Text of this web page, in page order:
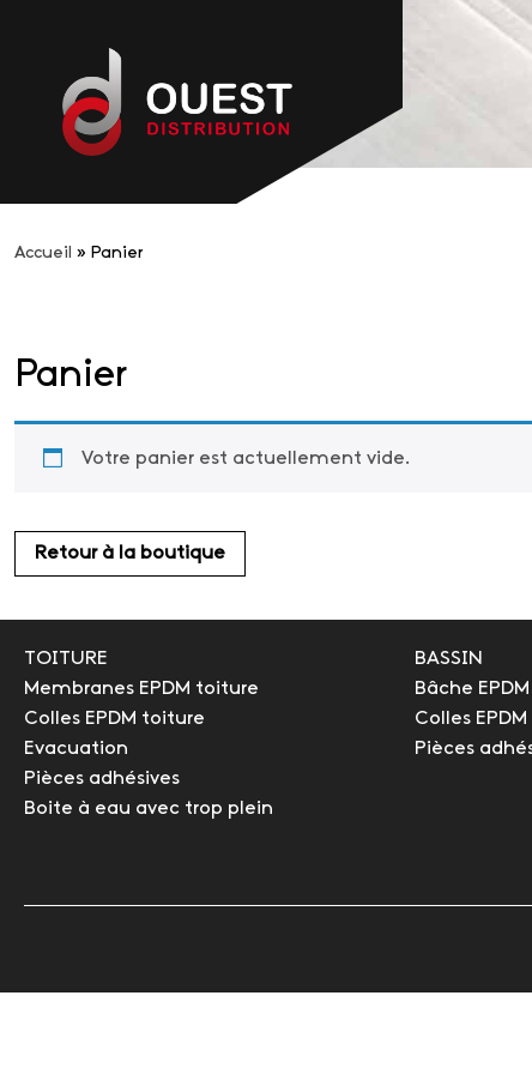
Accueil » Panier
Panier
Votre panier est actuellement vide.
Retour à la boutique
TOITURE
Membranes EPDM toiture
Colles EPDM toiture
Evacuation
Pièces adhésives
Boite à eau avec trop plein
BASSIN
Bâche
Colles
Pièces